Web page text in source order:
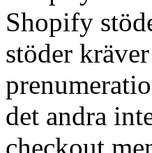
Shopify
stöder
det andra
checkout